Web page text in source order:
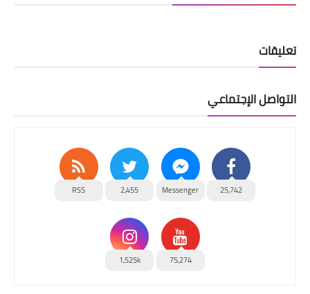
تعليقات
التواصل الإجتماعي
25,742
Messenger
2,455
RSS
75,274
1,525k